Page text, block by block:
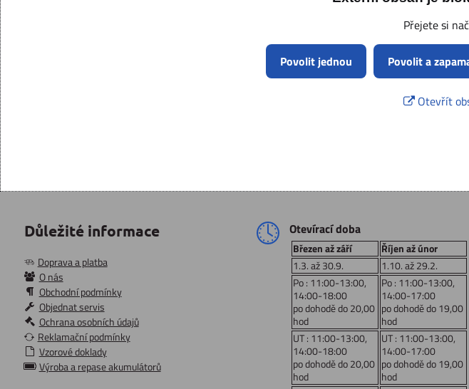
Přejete si
Povolit jednou Povolit a
Otevřít
Důležité informace
Doprava a platba
O nás
Obchodní podmínky
Objednat servis
Ochrana osobních údajů
Reklamační podmínky
Vzorové doklady
Výroba a repase akumulátorů
Otevírací doba
Březen až září
Říjen až únor
1.3. až 30.9.
1.10. až 29.2.
Po : 11:00-13:00,
14:00-18:00
po dohodě do 20,00
hod
Po : 11:00-13:00,
14:00-17:00
po dohodě do 19,00
hod
UT : 11:00-13:00,
14:00-18:00
po dohodě do 20,00
hod
UT : 11:00-13:00,
14:00-17:00
po dohodě do 19,00
hod